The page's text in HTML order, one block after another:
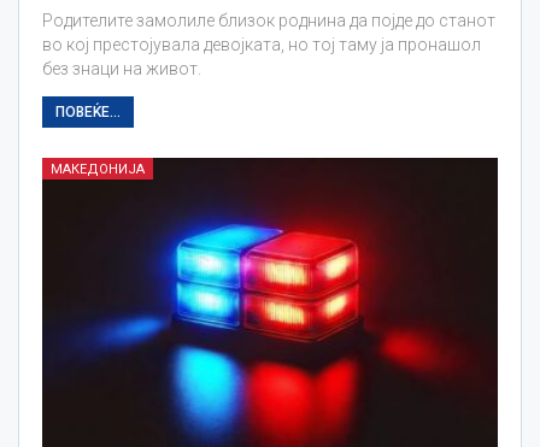
Родителите замолиле близок роднина да појде до станот
во кој престојувала девојката, но тој таму ја пронашол
без знаци на живот.
ПОВЕЌЕ...
МАКЕДОНИЈА